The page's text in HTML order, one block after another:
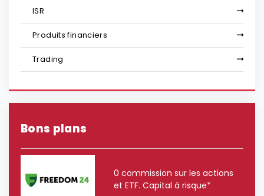
ISR
Produits financiers
Trading
Bons plans
0 commission sur les actions
et ETF. Capital à risque*